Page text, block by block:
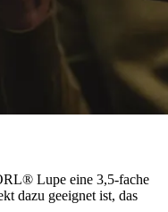
Lupe eine 3,5-fache
dazu geeignet ist, das